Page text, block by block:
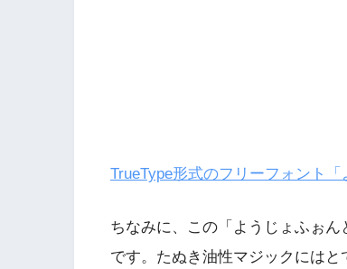
TrueType形式のフリーフォント
ちなみに、この「ようじょふぉん
です。たぬき油性マジックにはと